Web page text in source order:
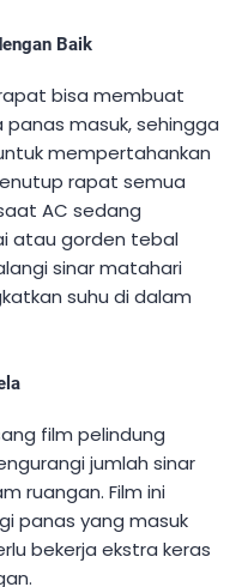
Baik
bisa membuat
masuk, sehingga
mempertahankan
rapat semua
AC sedang
atau gorden tebal
sinar matahari
suhu di dalam
film pelindung
jumlah sinar
ruangan. Film ini
panas yang masuk
bekerja ekstra keras